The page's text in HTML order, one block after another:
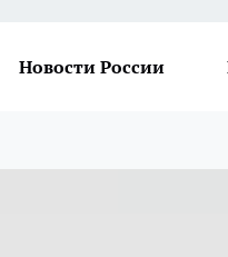
Новости России